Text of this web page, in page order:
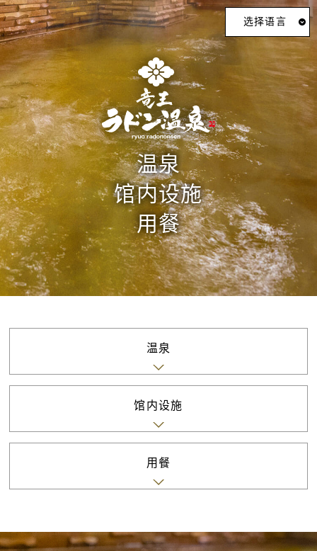
温泉
馆内设施
用餐
选择语言
龙王氡温泉 汤―TOPIA
首页
养生之旅
温泉
馆内设施
交通
选择语言
温泉
馆内设施
用餐